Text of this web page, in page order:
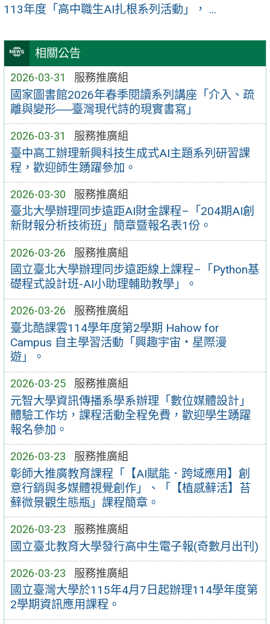
相關公告
2026-03-31 服務推廣組
國家圖書館2026年春季閱讀系列講座「介入、疏
離與變形──臺灣現代詩的現實書寫」
2026-03-31 服務推廣組
臺中高工辦理新興科技生成式AI主題系列研習課
程，歡迎師生踴躍參加。
2026-03-30 服務推廣組
臺北大學辦理同步遠距AI財金課程–「204期AI創
新財報分析技術班」簡章暨報名表1份。
2026-03-26 服務推廣組
國立臺北大學辦理同步遠距線上課程–「Python基
礎程式設計班-AI小助理輔助教學」。
2026-03-26 服務推廣組
臺北酷課雲114學年度第2學期 Hahow for
Campus 自主學習活動「興趣宇宙‧星際漫
遊」。
2026-03-25 服務推廣組
元智大學資訊傳播系學系辦理「數位媒體設計」
體驗工作坊，課程活動全程免費，歡迎學生踴躍
報名參加。
2026-03-23 服務推廣組
彰師大推廣教育課程「【AI賦能．跨域應用】創
意行銷與多媒體視覺創作」、「【植感蘚活】苔
蘚微景觀生態瓶」課程簡章。
2026-03-23 服務推廣組
國立臺北教育大學發行高中生電子報(奇數月出刊)
2026-03-23 服務推廣組
國立臺灣大學於115年4月7日起辦理114學年度第
2學期資訊應用課程。
113年度「高中職生AI扎根系列活動」， ...